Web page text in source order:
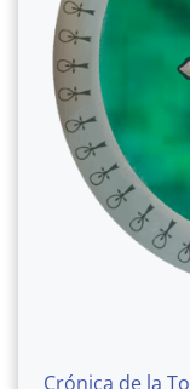
Crónica de la